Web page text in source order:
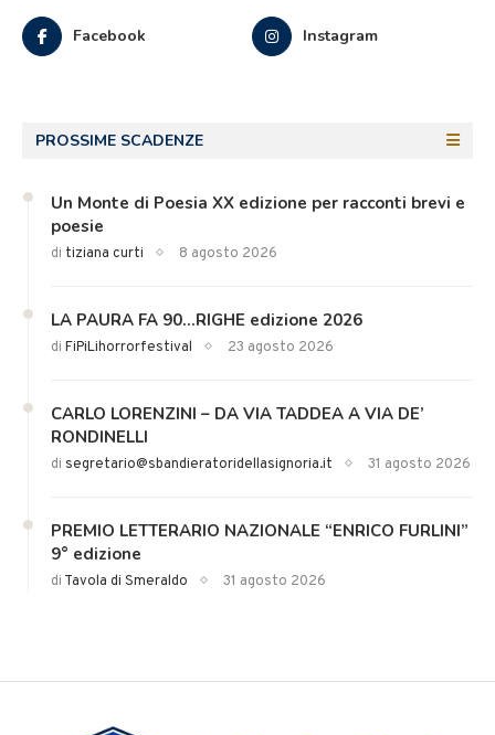
Facebook Instagram
PROSSIME SCADENZE
Un Monte di Poesia XX edizione per racconti brevi e
poesie
di tiziana curti 8 agosto 2026
LA PAURA FA 90…RIGHE edizione 2026
di FiPiLihorrorfestival 23 agosto 2026
CARLO LORENZINI – DA VIA TADDEA A VIA DE’
RONDINELLI
di segretario@sbandieratoridellasignoria.it 31 agosto 2026
PREMIO LETTERARIO NAZIONALE “ENRICO FURLINI”
9° edizione
di Tavola di Smeraldo 31 agosto 2026